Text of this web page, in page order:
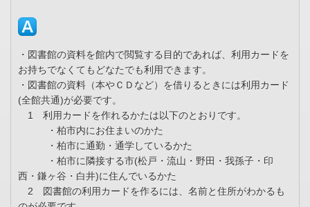
・図書館の資料を館内で閲覧する目的であれば、利用カードを
お持ちでなくてもどなたでも利用できます。
・図書館の資料（本やＣＤなど）を借りるときには利用カード
(全館共通)が必要です。
1 利用カードを作れるかたは以下のとおりです。
・柏市内にお住まいのかた
・柏市に通勤・通学しているかた
・柏市に隣接する市(松戸・流山・野田・我孫子・印
西・鎌ヶ谷・白井)に住んでいるかた
2 図書館の利用カードを作るには、名前と住所がわかるも